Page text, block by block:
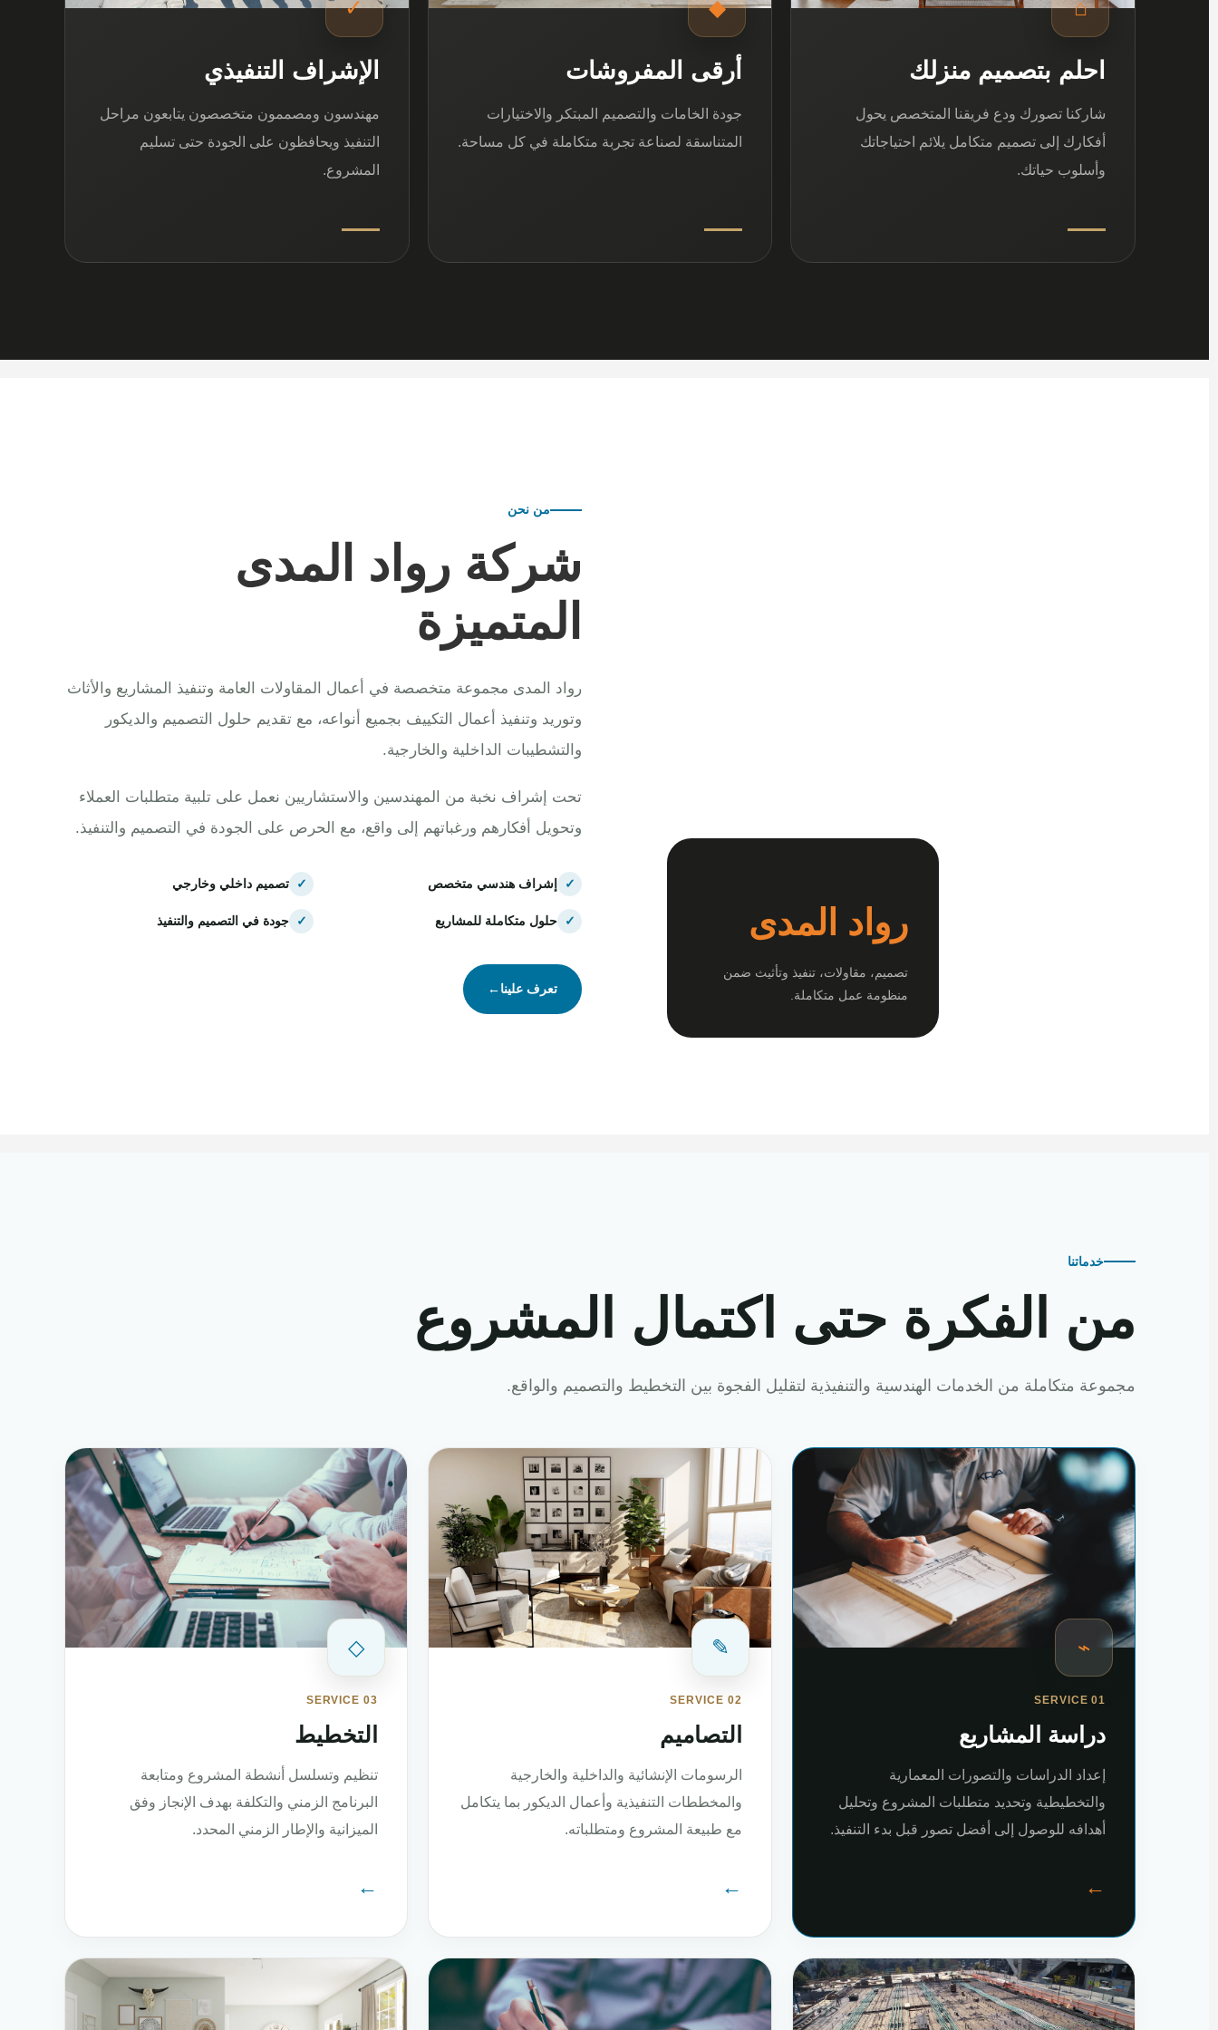
⌂
احلم بتصميم منزلك
شاركنا تصورك ودع فريقنا المتخصص يحول
أفكارك إلى تصميم متكامل يلائم احتياجاتك
وأسلوب حياتك.
◆
أرقى المفروشات
جودة الخامات والتصميم المبتكر والاختيارات
المتناسقة لصناعة تجربة متكاملة في كل مساحة.
✓
الإشراف التنفيذي
مهندسون ومصممون متخصصون يتابعون مراحل
التنفيذ ويحافظون على الجودة حتى تسليم
المشروع.
رواد المدى
تصميم، مقاولات، تنفيذ وتأثيث ضمن
منظومة عمل متكاملة.
من نحن
شركة رواد المدى
المتميزة
رواد المدى مجموعة متخصصة في أعمال المقاولات العامة وتنفيذ المشاريع والأثاث
وتوريد وتنفيذ أعمال التكييف بجميع أنواعه، مع تقديم حلول التصميم والديكور
والتشطيبات الداخلية والخارجية.
تحت إشراف نخبة من المهندسين والاستشاريين نعمل على تلبية متطلبات العملاء
وتحويل أفكارهم ورغباتهم إلى واقع، مع الحرص على الجودة في التصميم والتنفيذ.
✓ إشراف هندسي متخصص ✓ تصميم داخلي وخارجي
✓ حلول متكاملة للمشاريع ✓ جودة في التصميم والتنفيذ
تعرف علينا←
خدماتنا
من الفكرة حتى اكتمال المشروع
مجموعة متكاملة من الخدمات الهندسية والتنفيذية لتقليل الفجوة بين التخطيط والتصميم والواقع.
⌁
SERVICE 01
دراسة المشاريع
إعداد الدراسات والتصورات المعمارية
والتخطيطية وتحديد متطلبات المشروع وتحليل
أهدافه للوصول إلى أفضل تصور قبل بدء التنفيذ.
←
✎
SERVICE 02
التصاميم
الرسومات الإنشائية والداخلية والخارجية
والمخططات التنفيذية وأعمال الديكور بما يتكامل
مع طبيعة المشروع ومتطلباته.
←
◇
SERVICE 03
التخطيط
تنظيم وتسلسل أنشطة المشروع ومتابعة
البرنامج الزمني والتكلفة بهدف الإنجاز وفق
الميزانية والإطار الزمني المحدد.
←